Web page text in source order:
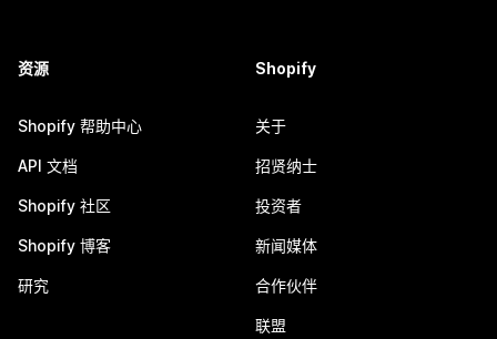
资源
Shopify 帮助中心
API 文档
Shopify 社区
Shopify 博客
研究
Shopify
关于
招贤纳士
投资者
新闻媒体
合作伙伴
联盟